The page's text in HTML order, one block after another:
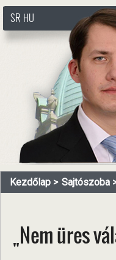
http://
SR HU
Kezdőlap Sajtószoba
„Nem üres